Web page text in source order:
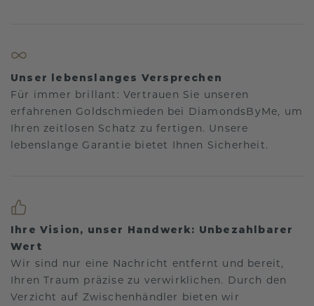
Unser lebenslanges Versprechen
Für immer brillant: Vertrauen Sie unseren
erfahrenen Goldschmieden bei DiamondsByMe, um
Ihren zeitlosen Schatz zu fertigen. Unsere
lebenslange Garantie bietet Ihnen Sicherheit.
Ihre Vision, unser Handwerk: Unbezahlbarer
Wert
Wir sind nur eine Nachricht entfernt und bereit,
Ihren Traum präzise zu verwirklichen. Durch den
Verzicht auf Zwischenhändler bieten wir